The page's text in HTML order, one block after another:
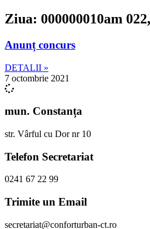
Ziua: 000000010am
Anunț concurs
DETALII »
7 octombrie 2021
mun. Constanța
str. Vârful cu Dor nr 10
Telefon Secretariat
0241 67 22 99
Trimite un Email
secretariat@conforturban-ct.ro